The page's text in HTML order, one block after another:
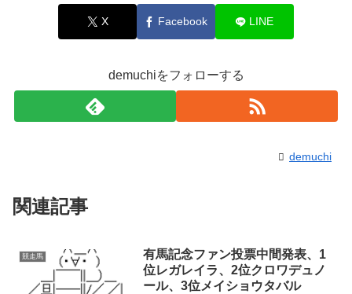
X Facebook LINE
demuchiをフォローする
demuchi
関連記事
競走馬
有馬記念ファン投票中間発表、1
位レガレイラ、2位クロワデュノ
ール、3位メイショウタバル